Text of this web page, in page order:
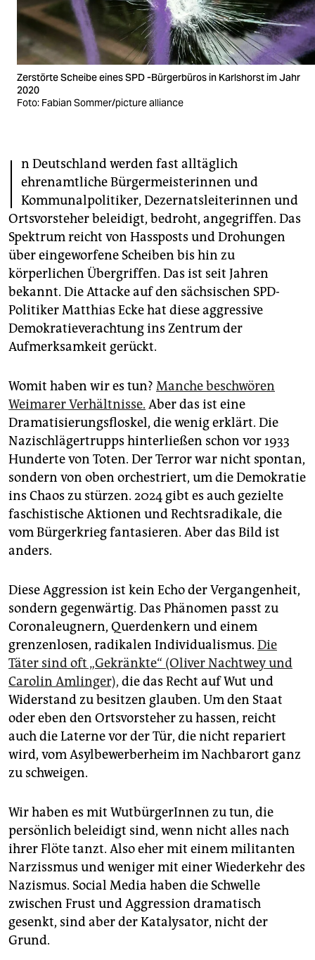
veranstaltungen
shop
fragen & hilfe
unterstützen
genossenschaft
epaper login
Zerstörte Scheibe eines SPD -Bürgerbüros in Karlshorst im Jahr
2020
Foto: Fabian Sommer/picture alliance
I n Deutschland werden fast alltäglich
ehrenamtliche Bürgermeisterinnen und
Kommunalpolitiker, Dezernatsleiterinnen und
Ortsvorsteher beleidigt, bedroht, angegriffen. Das
Spektrum reicht von Hassposts und Drohungen
über eingeworfene Scheiben bis hin zu
körperlichen Übergriffen. Das ist seit Jahren
bekannt. Die Attacke auf den sächsischen SPD-
Politiker Matthias Ecke hat diese aggressive
Demokratieverachtung ins Zentrum der
Aufmerksamkeit gerückt.
Womit haben wir es tun? Manche beschwören
Weimarer Verhältnisse. Aber das ist eine
Dramatisierungsfloskel, die wenig erklärt. Die
Nazischlägertrupps hinterließen schon vor 1933
Hunderte von Toten. Der Terror war nicht spontan,
sondern von oben orchestriert, um die Demokratie
ins Chaos zu stürzen. 2024 gibt es auch gezielte
faschistische Aktionen und Rechtsradikale, die
vom Bürgerkrieg fantasieren. Aber das Bild ist
anders.
Diese Aggression ist kein Echo der Vergangenheit,
sondern gegenwärtig. Das Phänomen passt zu
Coronaleugnern, Querdenkern und einem
grenzenlosen, radikalen Individualismus. Die
Täter sind oft „Gekränkte“ (Oliver Nachtwey und
Carolin Amlinger), die das Recht auf Wut und
Widerstand zu besitzen glauben. Um den Staat
oder eben den Ortsvorsteher zu hassen, reicht
auch die Laterne vor der Tür, die nicht repariert
wird, vom Asylbewerberheim im Nachbarort ganz
zu schweigen.
Wir haben es mit WutbürgerInnen zu tun, die
persönlich beleidigt sind, wenn nicht alles nach
ihrer Flöte tanzt. Also eher mit einem militanten
Narzissmus und weniger mit einer Wiederkehr des
Nazismus. Social Media haben die Schwelle
zwischen Frust und Aggression dramatisch
gesenkt, sind aber der Katalysator, nicht der
Grund.